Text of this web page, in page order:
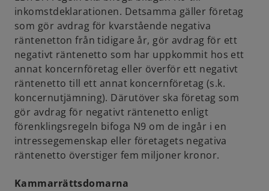
inkomstdeklarationen. Detsamma gäller företag
som gör avdrag för kvarstående negativa
räntenetton från tidigare år, gör avdrag för ett
negativt räntenetto som har uppkommit hos ett
annat koncernföretag eller överför ett negativt
räntenetto till ett annat koncernföretag (s.k.
koncernutjämning). Därutöver ska företag som
gör avdrag för negativt räntenetto enligt
förenklingsregeln bifoga N9 om de ingår i en
intressegemenskap eller företagets negativa
räntenetto överstiger fem miljoner kronor.
Kammarrättsdomarna